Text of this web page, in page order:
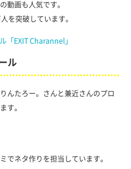
動画も人気です。
を突破しています。
「EXIT Charannel」
ル
んたろー。さんと兼近さんのプロ
す。
でネタ作りを担当しています。